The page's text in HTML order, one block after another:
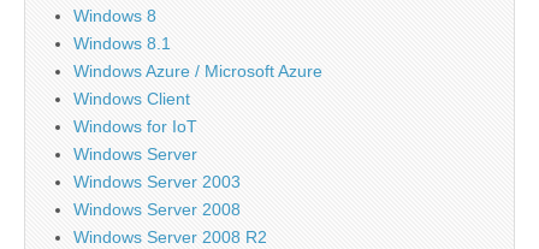
Windows 8
Windows 8.1
Windows Azure / Microsoft Azure
Windows Client
Windows for IoT
Windows Server
Windows Server 2003
Windows Server 2008
Windows Server 2008 R2